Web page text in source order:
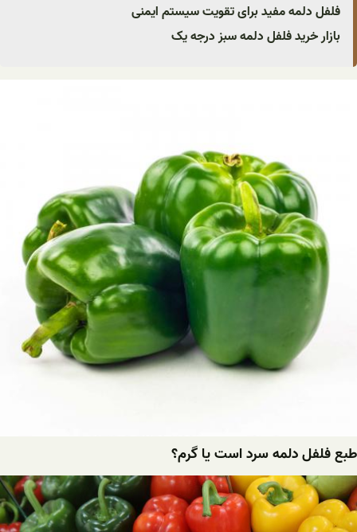
فلفل دلمه مفید برای تقویت سیستم ایمنی
بازار خرید فلفل دلمه سبز درجه یک
طبع فلفل دلمه سرد است یا گرم؟